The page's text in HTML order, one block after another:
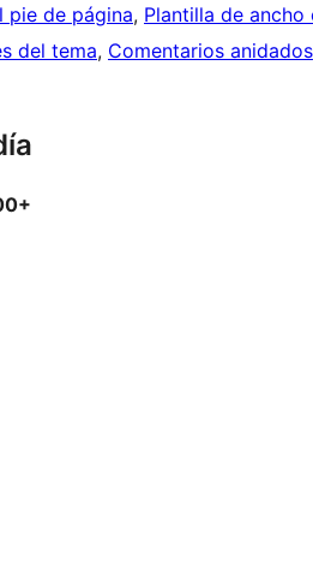
pie de página, Plantilla de ancho
del tema, Comentarios anidados